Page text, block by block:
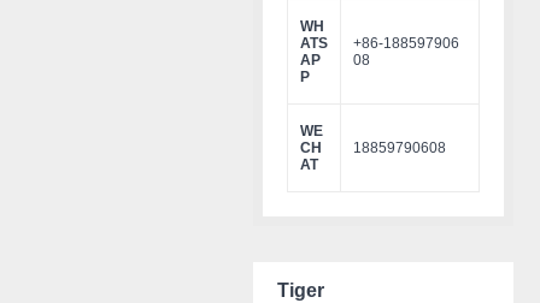
WH
ATS
AP
P
+86-188597906
08
WE
CH
AT
18859790608
Tiger